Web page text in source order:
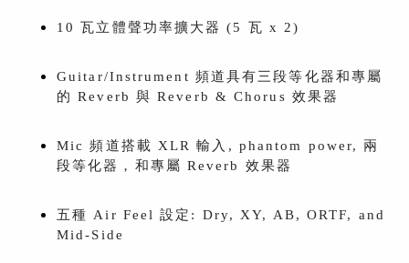
10 瓦立體聲功率擴大器 (5 瓦 x 2)
Guitar/Instrument 頻道具有三段等化器和專屬
的 Reverb 與 Reverb & Chorus 效果器
Mic 頻道搭載 XLR 輸入, phantom power, 兩
段等化器，和專屬 Reverb 效果器
五種 Air Feel 設定: Dry, XY, AB, ORTF, and
Mid-Side